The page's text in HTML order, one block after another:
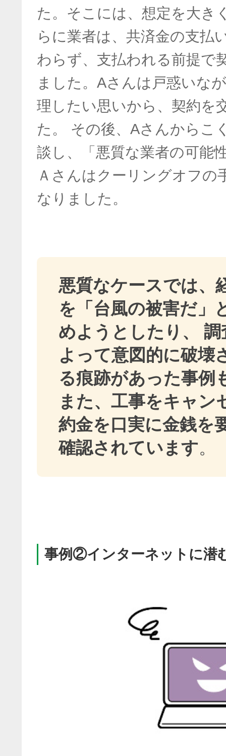
た。そこには、想定を大き
らに業者は、共済金の支払
わらず、支払われる前提で
ました。Aさんは戸惑いな
理したい思いから、契約を
た。 その後、Aさんからこ
談し、「悪質な業者の可能
Ａさんはクーリングオフの
なりました。
悪質なケースでは、
を「台風の被害だ」
めようとしたり、
よって意図的に破壊
る痕跡があった事例
また、工事をキャン
約金を口実に金銭を
確認されています。
事例②インターネットに潜